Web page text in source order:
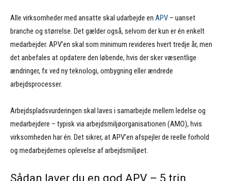
Alle virksomheder med ansatte skal udarbejde en APV – uanset
branche og størrelse. Det gælder også, selvom der kun er én enkelt
medarbejder. APV’en skal som minimum revideres hvert tredje år, men
det anbefales at opdatere den løbende, hvis der sker væsentlige
ændringer, fx ved ny teknologi, ombygning eller ændrede
arbejdsprocesser.
Arbejdspladsvurderingen skal laves i samarbejde mellem ledelse og
medarbejdere – typisk via arbejdsmiljøorganisationen (AMO), hvis
virksomheden har én. Det sikrer, at APV’en afspejler de reelle forhold
og medarbejdernes oplevelse af arbejdsmiljøet.
Sådan laver du en god APV – 5 trin